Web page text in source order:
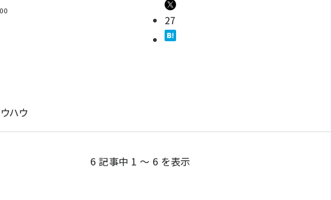
27
ハウ
6 記事中 1 ～ 6 を表示